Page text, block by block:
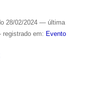
28/02/2024 — última
em: Evento